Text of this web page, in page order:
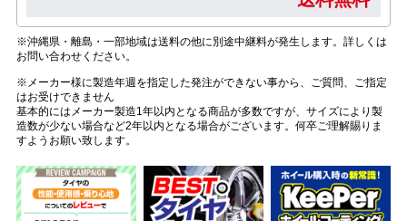
※沖縄県・離島・一部地域は送料の他に別途中継料が発生します。詳しくは
お問い合わせください。
※メーカー様に製造年週を指定した発注ができない事から、ご質問、ご指定
はお受けできません
基本的にはメーカー製造1年以内となる商品が多数ですが、サイズにより製
造数が少ない場合など2年以内となる場合がございます。何卒ご理解賜りま
すようお願い致します。